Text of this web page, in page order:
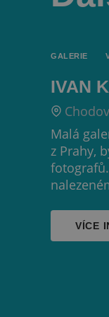
GALERIE
IVAN
Malá
z Prahy,
VÍCE